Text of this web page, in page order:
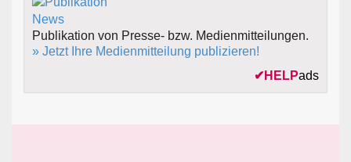
Publikation von Presse- bzw. Medienmitteilungen.
» Jetzt Ihre Medienmitteilung publizieren!
✔ HELPads